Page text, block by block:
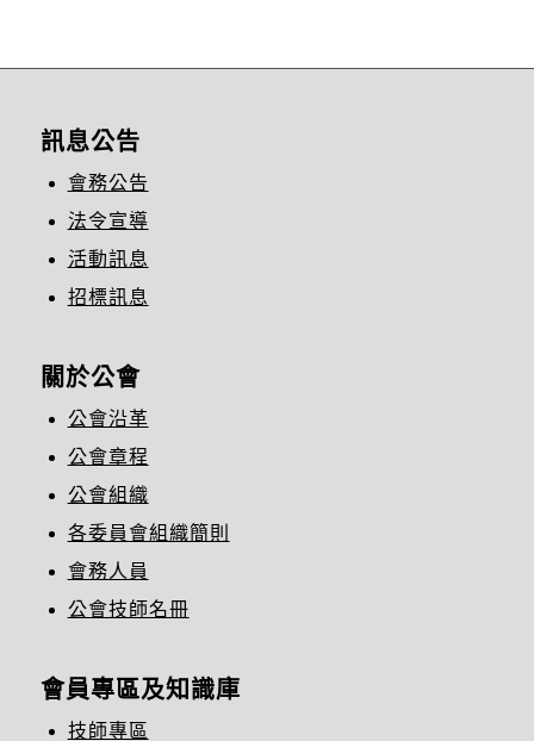
訊息公告
會務公告
法令宣導
活動訊息
招標訊息
關於公會
公會沿革
公會章程
公會組織
各委員會組織簡則
會務人員
公會技師名冊
會員專區及知識庫
技師專區